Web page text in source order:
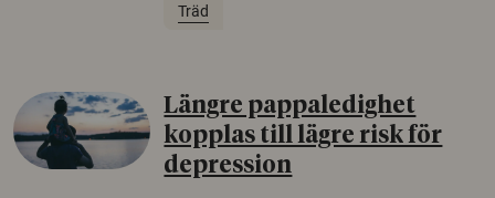
Träd
Längre pappaledighet
kopplas till lägre risk för
depression